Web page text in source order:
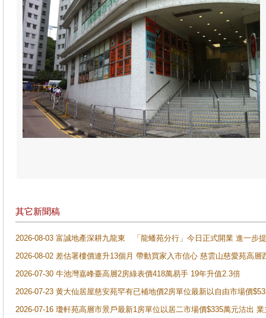
其它新聞稿
2026-08-03 富誠地產深耕九龍東 「龍蟠苑分行」今日正式開業 進一步
2026-08-02 差估署樓價連升13個月 帶動買家入市信心 慈雲山慈愛苑高層
2026-07-30 牛池灣嘉峰臺高層2房綠表價418萬易手 19年升值2.3倍
2026-07-23 黄大仙居屋慈安苑罕有已補地價2房單位最新以自由市場價
2026-07-16 瓊軒苑高層市景戶最新1房單位以居二市場價$335萬元沽出